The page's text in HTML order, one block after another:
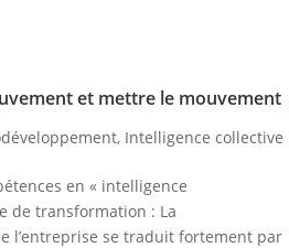
et mettre le mouvement
, Intelligence collective
en « intelligence
de transformation : La
l’entreprise se traduit fortement par